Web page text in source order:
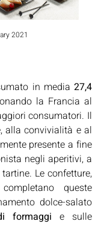
2021
in media 27,4
la Francia al
consumatori. Il
alla convivialità e al
presente a fine
negli aperitivi, a
Le confetture,
queste
dolce-salato
formaggi e sulle